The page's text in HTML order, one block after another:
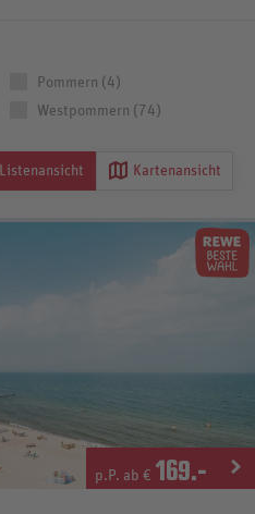
Pommern (4)
Westpommern (74)
Listenansicht Kartenansicht
p.P. ab € 169.-